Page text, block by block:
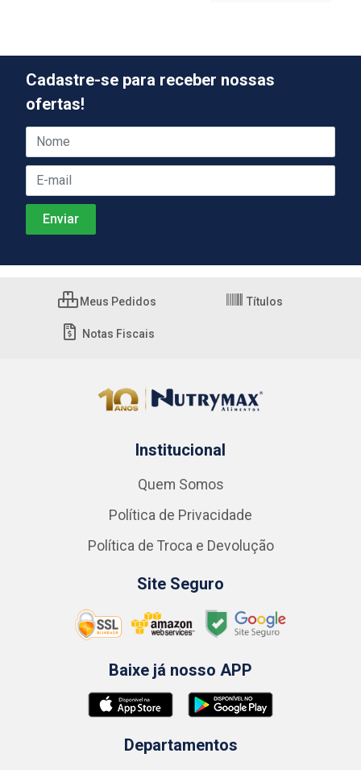
Cadastre-se para receber nossas
ofertas!
Meus Pedidos Títulos
Notas Fiscais
Institucional
Quem Somos
Política de Privacidade
Política de Troca e Devolução
Site Seguro
Baixe já nosso APP
Departamentos